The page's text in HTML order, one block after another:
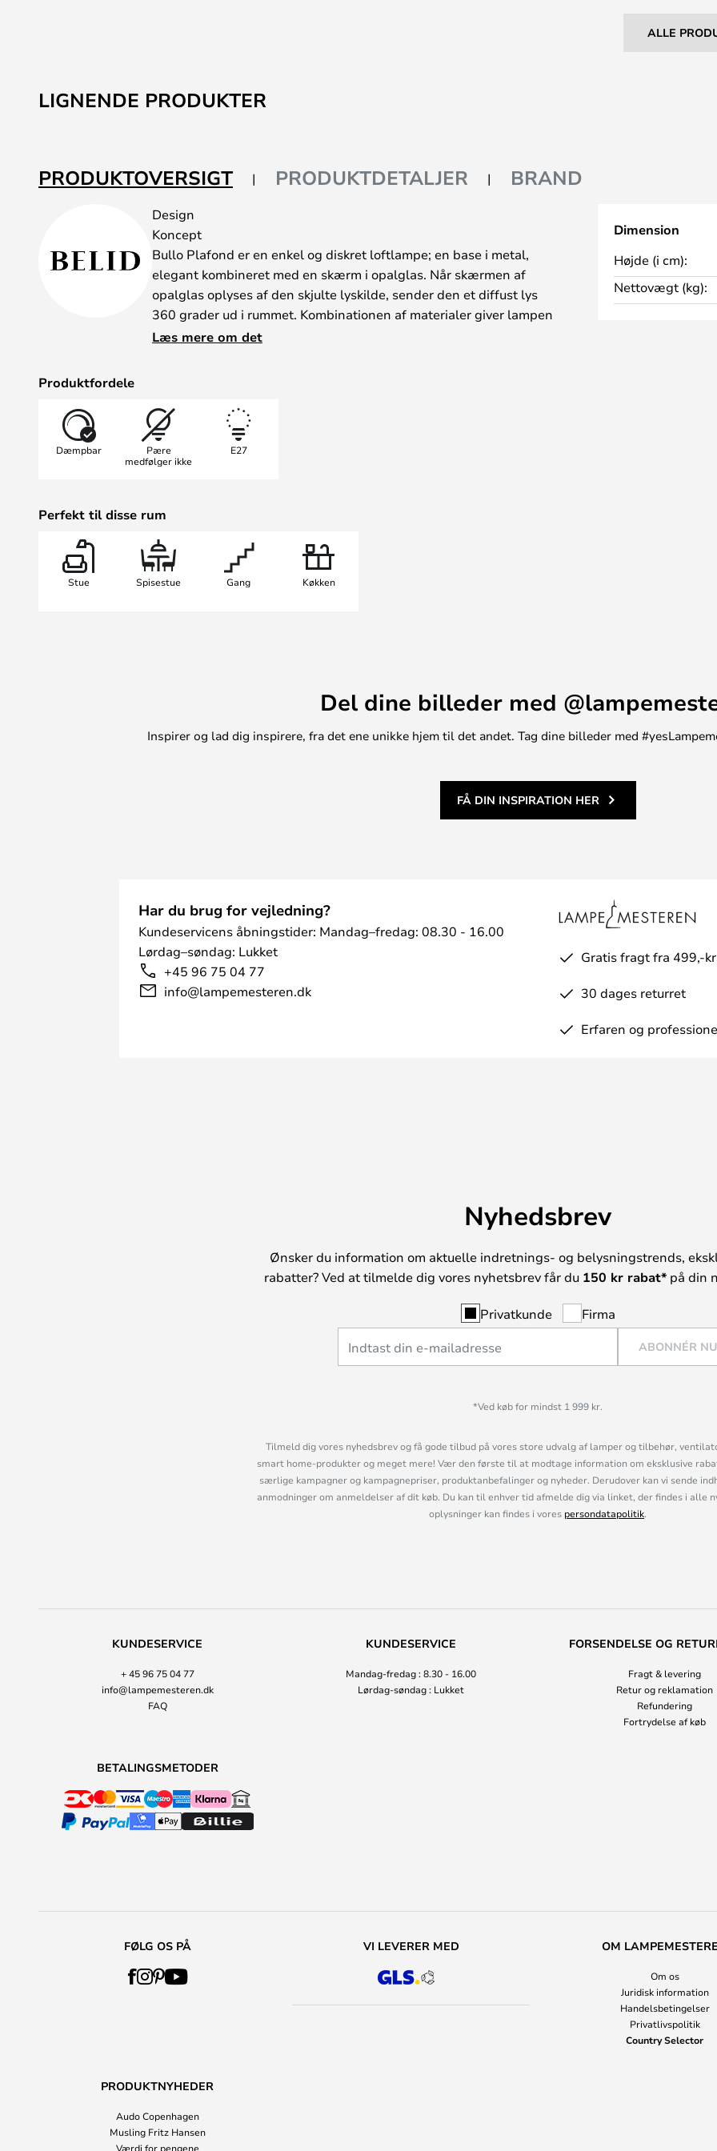
ALLE
LIGNENDE PRODUKTER
PRODUKTOVERSIGT PRODUKTDETALJER BRAND
Design
Koncept
Bullo Plafond er en enkel og diskret loftlampe; en base i metal,
elegant kombineret med en skærm i opalglas. Når skærmen af
opalglas oplyses af den skjulte lyskilde, sender den et diffust lys
360 grader ud i rummet. Kombinationen af materialer giver lampen
et klassisk udtryk, der passer ind i alle hjem.
anvender den på badeværelset, i entréen eller soveværelset.
Læs mere om det
Produktfordele
Dæmpbar
Pære
medfølger ikke
E27
Perfekt til disse rum
Stue Spisestue Gang Køkken
Dimension
Højde (i cm):
Nettovægt (kg):
Del dine billeder med
Inspirer og lad dig inspirere, fra det ene unikke hjem til det andet. Tag dine billeder med
FÅ DIN INSPIRATION HER
Har du brug for vejledning?
Kundeservicens åbningstider: Mandag–fredag: 08.30 - 16.00
Lørdag–søndag: Lukket
+45 96 75 04 77
info@lampemesteren.dk
Gratis fragt fra 499,-
30 dages returret
Erfaren og
Nyhedsbrev
Ønsker du information om aktuelle indretnings- og belysningstrends,
rabatter? Ved at tilmelde dig vores nyhetsbrev får du 150 kr rabat*på din
Privatkunde Firma
ABONNÉR NU
*Ved køb for mindst 1 999 kr.
Tilmeld dig vores nyhedsbrev og få gode tilbud på vores store udvalg af lamper og tilbehør,
smart home-produkter og meget mere! Vær den første til at modtage information om eksklusive
særlige kampagner og kampagnepriser, produktanbefalinger og nyheder. Derudover kan vi sende
anmodninger om anmeldelser af dit køb. Du kan til enhver tid afmelde dig via linket, der findes i alle
oplysninger kan findes i vores persondatapolitik.
KUNDESERVICE
+ 45 96 75 04 77
info@lampemesteren.dk
FAQ
KUNDESERVICE
Mandag-fredag : 8.30 - 16.00
Lørdag-søndag : Lukket
FORSENDELSE OG
Fragt & levering
Retur og reklamation
Refundering
Fortrydelse af køb
BETALINGSMETODER
FØLG OS PÅ VI LEVERER MED OM
Om os
Juridisk information
Handelsbetingelser
Privatlivspolitik
Country Selector
PRODUKTNYHEDER
Audo Copenhagen
Musling Fritz Hansen
Værdi for pengene